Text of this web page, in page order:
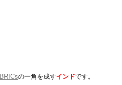
BRICsの一角を成すインドです。